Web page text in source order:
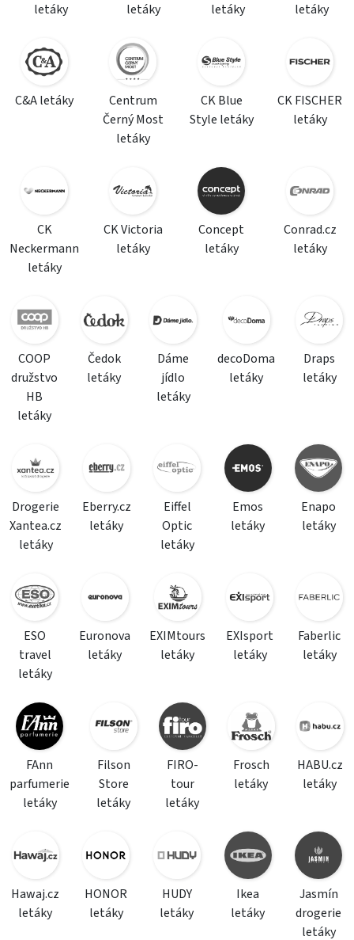
letáky
letáky
letáky
letáky
C&A letáky
Centrum
Černý Most
letáky
CK Blue
Style letáky
CK FISCHER
letáky
CK
Neckermann
letáky
CK Victoria
letáky
Concept
letáky
Conrad.cz
letáky
COOP
družstvo
HB
letáky
Čedok
letáky
Dáme
jídlo
letáky
decoDoma
letáky
Draps
letáky
Drogerie
Xantea.cz
letáky
Eberry.cz
letáky
Eiffel
Optic
letáky
Emos
letáky
Enapo
letáky
ESO
travel
letáky
Euronova
letáky
EXIMtours
letáky
EXIsport
letáky
Faberlic
letáky
FAnn
parfumerie
letáky
Filson
Store
letáky
FIRO-
tour
letáky
Frosch
letáky
HABU.cz
letáky
Hawaj.cz
letáky
HONOR
letáky
HUDY
letáky
Ikea
letáky
Jasmín
drogerie
letáky